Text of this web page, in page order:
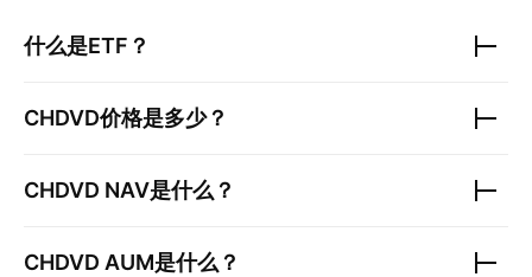
什么是ETF？
CHDVD价格是多少？
CHDVD NAV是什么？
CHDVD AUM是什么？